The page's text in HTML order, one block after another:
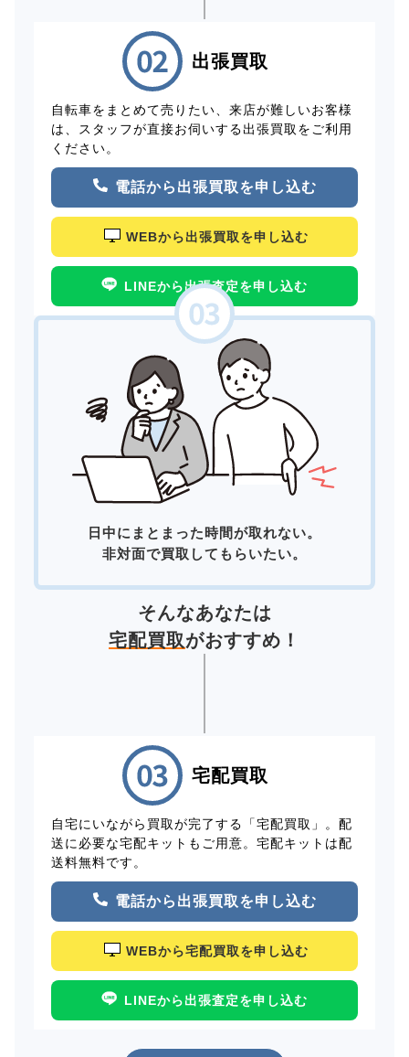
出張買取
自転車をまとめて売りたい、来店が難しいお客様
は、スタッフが直接お伺いする出張買取をご利用
ください。
電話から出張買取を申し込む
WEBから出張買取を申し込む
LINEから出張査定を申し込む
日中にまとまった時間が取れない。
非対面で買取してもらいたい。
そんなあなたは
宅配買取がおすすめ！
宅配買取
自宅にいながら買取が完了する「宅配買取」。配
送に必要な宅配キットもご用意。宅配キットは配
送料無料です。
電話から出張買取を申し込む
WEBから宅配買取を申し込む
LINEから出張査定を申し込む